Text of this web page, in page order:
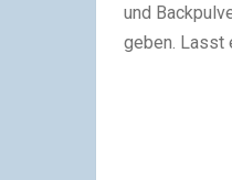
und
geben. Lasst